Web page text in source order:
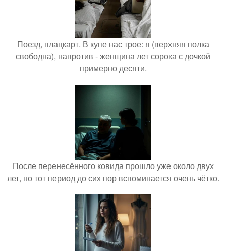
Поезд, плацкарт. В купе нас трое: я (верхняя полка
свободна), напротив - женщина лет сорока с дочкой
примерно десяти.
После перенесённого ковида прошло уже около двух
лет, но тот период до сих пор вспоминается очень чётко.